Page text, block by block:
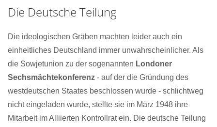
Die Deutsche Teilung
Die ideologischen Gräben machten leider auch ein
einheitliches Deutschland immer unwahrscheinlicher. Als
die Sowjetunion zu der sogenannten Londoner
Sechsmächtekonferenz - auf der die Gründung des
westdeutschen Staates beschlossen wurde - schlichtweg
nicht eingeladen wurde, stellte sie im März 1948 ihre
Mitarbeit im Alliierten Kontrollrat ein. Die deutsche Teilung